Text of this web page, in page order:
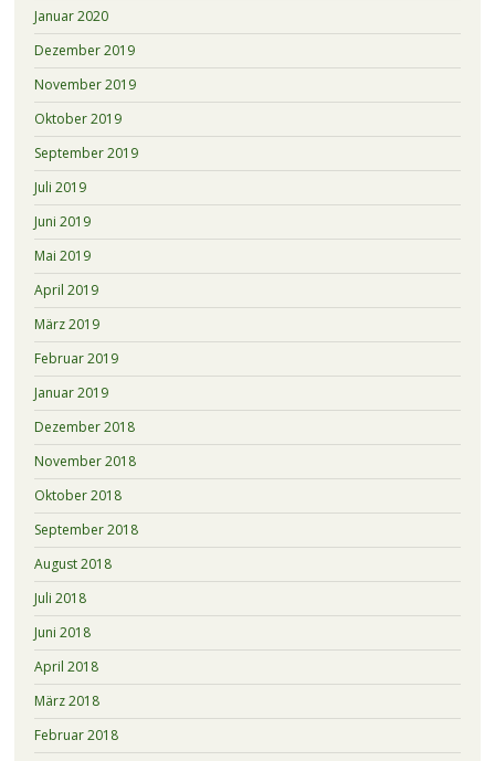
Januar 2020
Dezember 2019
November 2019
Oktober 2019
September 2019
Juli 2019
Juni 2019
Mai 2019
April 2019
März 2019
Februar 2019
Januar 2019
Dezember 2018
November 2018
Oktober 2018
September 2018
August 2018
Juli 2018
Juni 2018
April 2018
März 2018
Februar 2018